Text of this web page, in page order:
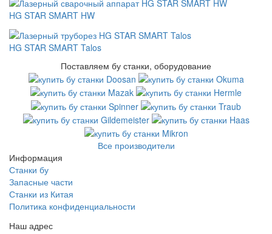
HG STAR SMART HW
HG STAR SMART Talos
Поставляем бу станки, оборудование
Все производители
Информация
Станки бу
Запасные части
Станки из Китая
Политика конфиденциальности
Наш адрес